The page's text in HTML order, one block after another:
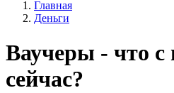
Главная
Деньги
Ваучеры - что с
сейчас?